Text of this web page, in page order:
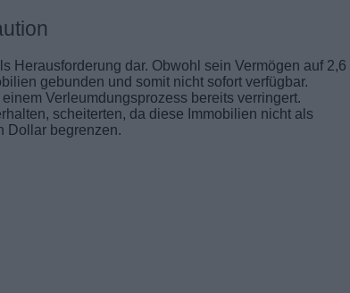
Herausforderung dar. Obwohl sein Vermögen auf 2,6
gebunden und somit nicht sofort verfügbar.
Verleumdungsprozess bereits verringert.
scheiterten, da diese Immobilien nicht als
Dollar begrenzen.